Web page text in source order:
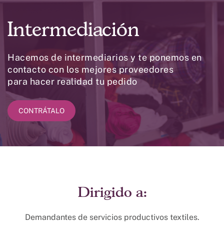
Intermediación
Hacemos de intermediarios y te ponemos en
contacto con los mejores proveedores
para hacer realidad tu pedido
CONTRÁTALO
Dirigido a:
Demandantes de servicios productivos textiles.